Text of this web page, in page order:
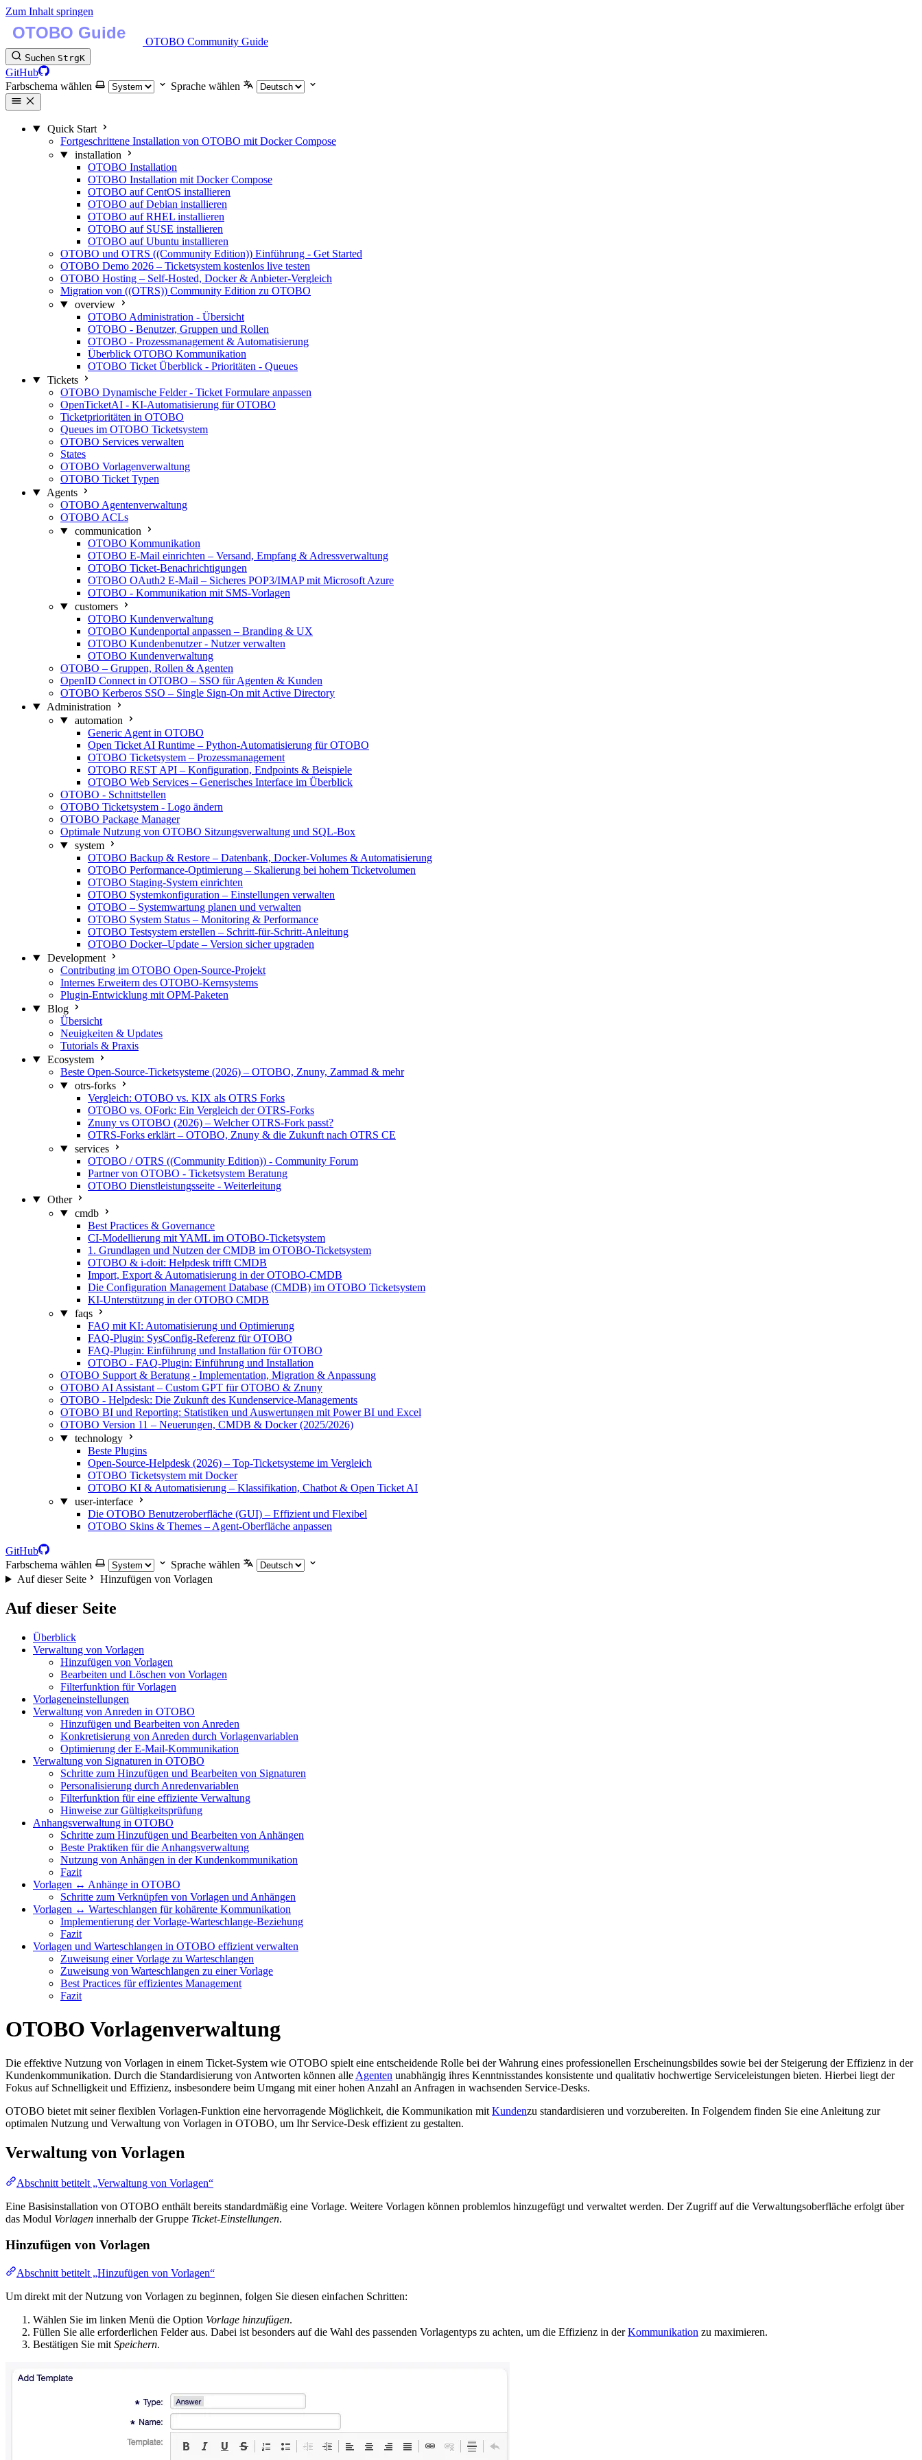
Zum Inhalt springen
OTOBO Community Guide
Suchen StrgK
GitHub
Farbschema wählen
Sprache wählen
Quick Start
Fortgeschrittene Installation von OTOBO mit Docker Compose
installation
OTOBO Installation
OTOBO Installation mit Docker Compose
OTOBO auf CentOS installieren
OTOBO auf Debian installieren
OTOBO auf RHEL installieren
OTOBO auf SUSE installieren
OTOBO auf Ubuntu installieren
OTOBO und OTRS ((Community Edition)) Einführung - Get Started
OTOBO Demo 2026 – Ticketsystem kostenlos live testen
OTOBO Hosting – Self-Hosted, Docker & Anbieter-Vergleich
Migration von ((OTRS)) Community Edition zu OTOBO
overview
OTOBO Administration - Übersicht
OTOBO - Benutzer, Gruppen und Rollen
OTOBO - Prozessmanagement & Automatisierung
Überblick OTOBO Kommunikation
OTOBO Ticket Überblick - Prioritäten - Queues
Tickets
OTOBO Dynamische Felder - Ticket Formulare anpassen
OpenTicketAI - KI-Automatisierung für OTOBO
Ticketprioritäten in OTOBO
Queues im OTOBO Ticketsystem
OTOBO Services verwalten
States
OTOBO Vorlagenverwaltung
OTOBO Ticket Typen
Agents
OTOBO Agentenverwaltung
OTOBO ACLs
communication
OTOBO Kommunikation
OTOBO E-Mail einrichten – Versand, Empfang & Adressverwaltung
OTOBO Ticket-Benachrichtigungen
OTOBO OAuth2 E-Mail – Sicheres POP3/IMAP mit Microsoft Azure
OTOBO - Kommunikation mit SMS-Vorlagen
customers
OTOBO Kundenverwaltung
OTOBO Kundenportal anpassen – Branding & UX
OTOBO Kundenbenutzer - Nutzer verwalten
OTOBO Kundenverwaltung
OTOBO – Gruppen, Rollen & Agenten
OpenID Connect in OTOBO – SSO für Agenten & Kunden
OTOBO Kerberos SSO – Single Sign-On mit Active Directory
Administration
automation
Generic Agent in OTOBO
Open Ticket AI Runtime – Python-Automatisierung für OTOBO
OTOBO Ticketsystem – Prozessmanagement
OTOBO REST API – Konfiguration, Endpoints & Beispiele
OTOBO Web Services – Generisches Interface im Überblick
OTOBO - Schnittstellen
OTOBO Ticketsystem - Logo ändern
OTOBO Package Manager
Optimale Nutzung von OTOBO Sitzungsverwaltung und SQL-Box
system
OTOBO Backup & Restore – Datenbank, Docker-Volumes & Automatisierung
OTOBO Performance-Optimierung – Skalierung bei hohem Ticketvolumen
OTOBO Staging-System einrichten
OTOBO Systemkonfiguration – Einstellungen verwalten
OTOBO – Systemwartung planen und verwalten
OTOBO System Status – Monitoring & Performance
OTOBO Testsystem erstellen – Schritt-für-Schritt-Anleitung
OTOBO Docker–Update – Version sicher upgraden
Development
Contributing im OTOBO Open-Source-Projekt
Internes Erweitern des OTOBO-Kernsystems
Plugin-Entwicklung mit OPM-Paketen
Blog
Übersicht
Neuigkeiten & Updates
Tutorials & Praxis
Ecosystem
Beste Open-Source-Ticketsysteme (2026) – OTOBO, Znuny, Zammad & mehr
otrs-forks
Vergleich: OTOBO vs. KIX als OTRS Forks
OTOBO vs. OFork: Ein Vergleich der OTRS-Forks
Znuny vs OTOBO (2026) – Welcher OTRS-Fork passt?
OTRS-Forks erklärt – OTOBO, Znuny & die Zukunft nach OTRS CE
services
OTOBO / OTRS ((Community Edition)) - Community Forum
Partner von OTOBO - Ticketsystem Beratung
OTOBO Dienstleistungsseite - Weiterleitung
Other
cmdb
Best Practices & Governance
CI-Modellierung mit YAML im OTOBO-Ticketsystem
1. Grundlagen und Nutzen der CMDB im OTOBO-Ticketsystem
OTOBO & i-doit: Helpdesk trifft CMDB
Import, Export & Automatisierung in der OTOBO-CMDB
Die Configuration Management Database (CMDB) im OTOBO Ticketsystem
KI-Unterstützung in der OTOBO CMDB
faqs
FAQ mit KI: Automatisierung und Optimierung
FAQ-Plugin: SysConfig-Referenz für OTOBO
FAQ-Plugin: Einführung und Installation für OTOBO
OTOBO - FAQ-Plugin: Einführung und Installation
OTOBO Support & Beratung - Implementation, Migration & Anpassung
OTOBO AI Assistant – Custom GPT für OTOBO & Znuny
OTOBO - Helpdesk: Die Zukunft des Kundenservice-Managements
OTOBO BI und Reporting: Statistiken und Auswertungen mit Power BI und Excel
OTOBO Version 11 – Neuerungen, CMDB & Docker (2025/2026)
technology
Beste Plugins
Open-Source-Helpdesk (2026) – Top-Ticketsysteme im Vergleich
OTOBO Ticketsystem mit Docker
OTOBO KI & Automatisierung – Klassifikation, Chatbot & Open Ticket AI
user-interface
Die OTOBO Benutzeroberfläche (GUI) – Effizient und Flexibel
OTOBO Skins & Themes – Agent-Oberfläche anpassen
GitHub
Farbschema wählen
Sprache wählen
Auf dieser Seite
Hinzufügen von Vorlagen
Auf dieser Seite
Überblick
Verwaltung von Vorlagen
Hinzufügen von Vorlagen
Bearbeiten und Löschen von Vorlagen
Filterfunktion für Vorlagen
Vorlageneinstellungen
Verwaltung von Anreden in OTOBO
Hinzufügen und Bearbeiten von Anreden
Konkretisierung von Anreden durch Vorlagenvariablen
Optimierung der E-Mail-Kommunikation
Verwaltung von Signaturen in OTOBO
Schritte zum Hinzufügen und Bearbeiten von Signaturen
Personalisierung durch Anredenvariablen
Filterfunktion für eine effiziente Verwaltung
Hinweise zur Gültigkeitsprüfung
Anhangsverwaltung in OTOBO
Schritte zum Hinzufügen und Bearbeiten von Anhängen
Beste Praktiken für die Anhangsverwaltung
Nutzung von Anhängen in der Kundenkommunikation
Fazit
Vorlagen ↔ Anhänge in OTOBO
Schritte zum Verknüpfen von Vorlagen und Anhängen
Vorlagen ↔ Warteschlangen für kohärente Kommunikation
Implementierung der Vorlage-Warteschlange-Beziehung
Fazit
Vorlagen und Warteschlangen in OTOBO effizient verwalten
Zuweisung einer Vorlage zu Warteschlangen
Zuweisung von Warteschlangen zu einer Vorlage
Best Practices für effizientes Management
Fazit
OTOBO Vorlagenverwaltung
Die effektive Nutzung von Vorlagen in einem Ticket-System wie OTOBO spielt eine entscheidende Rolle bei der Wahrung eines professionellen Erscheinungsbildes sowie bei der Steigerung der Effizienz in der
Kundenkommunikation. Durch die Standardisierung von Antworten können alle Agenten unabhängig ihres Kenntnisstandes konsistente und qualitativ hochwertige Serviceleistungen bieten. Hierbei liegt der
Fokus auf Schnelligkeit und Effizienz, insbesondere beim Umgang mit einer hohen Anzahl an Anfragen in wachsenden Service-Desks.
OTOBO bietet mit seiner flexiblen Vorlagen-Funktion eine hervorragende Möglichkeit, die Kommunikation mit Kundenzu standardisieren und vorzubereiten. In Folgendem finden Sie eine Anleitung zur
optimalen Nutzung und Verwaltung von Vorlagen in OTOBO, um Ihr Service-Desk effizient zu gestalten.
Verwaltung von Vorlagen
Abschnitt betitelt „Verwaltung von Vorlagen“
Eine Basisinstallation von OTOBO enthält bereits standardmäßig eine Vorlage. Weitere Vorlagen können problemlos hinzugefügt und verwaltet werden. Der Zugriff auf die Verwaltungsoberfläche erfolgt über
das Modul Vorlagen innerhalb der Gruppe Ticket-Einstellungen.
Hinzufügen von Vorlagen
Abschnitt betitelt „Hinzufügen von Vorlagen“
Um direkt mit der Nutzung von Vorlagen zu beginnen, folgen Sie diesen einfachen Schritten:
Wählen Sie im linken Menü die Option Vorlage hinzufügen.
Füllen Sie alle erforderlichen Felder aus. Dabei ist besonders auf die Wahl des passenden Vorlagentyps zu achten, um die Effizienz in derKommunikation zu maximieren.
Bestätigen Sie mit Speichern.